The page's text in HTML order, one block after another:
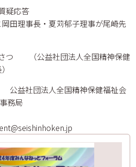
疑応答
事長・夏苅郁子理事が尾崎先
つ （公益社団法人全国精神保健
益社団法人全国精神保健福祉会
務局